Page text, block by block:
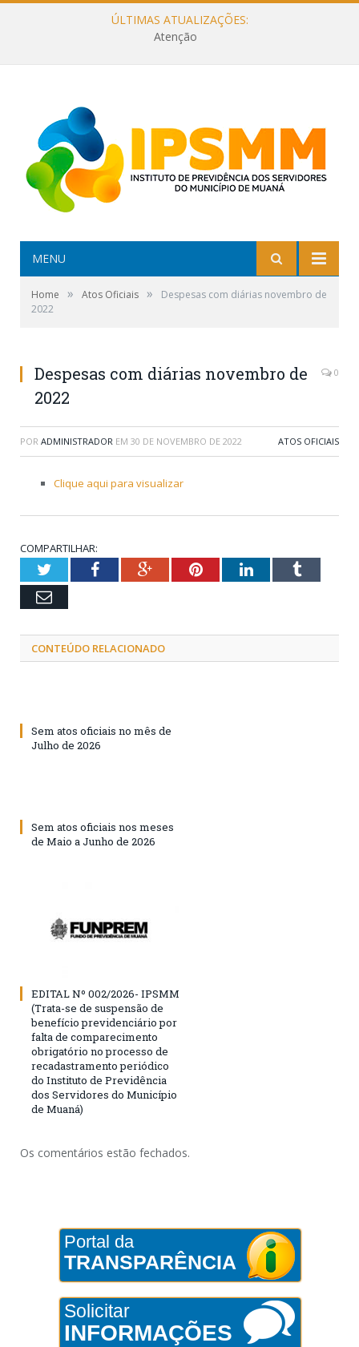
ÚLTIMAS ATUALIZAÇÕES:
Atenção
MENU
Home » Atos Oficiais »
Despesas com diárias novembro de
2022
Despesas com diárias novembro de
2022
0
POR ADMINISTRADOR EM 30 DE NOVEMBRO DE 2022 ATOS OFICIAIS
Clique aqui para visualizar
COMPARTILHAR:
TwitterFacebookGoogle+PinterestLinkedInTumblr
Email
CONTEÚDO RELACIONADO
Sem atos oficiais no mês de
Julho de 2026
Sem atos oficiais nos meses
de Maio a Junho de 2026
EDITAL Nº 002/2026- IPSMM
(Trata-se de suspensão de
benefício previdenciário por
falta de comparecimento
obrigatório no processo de
recadastramento periódico
do Instituto de Previdência
dos Servidores do Município
de Muaná)
Os comentários estão fechados.
Portal da
TRANSPARÊNCIA
Solicitar
INFORMAÇÕES